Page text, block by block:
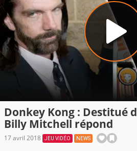
Donkey Kong : Destitué
Billy Mitchell répond
17 avril 2018 JEU VIDÉO NEWS